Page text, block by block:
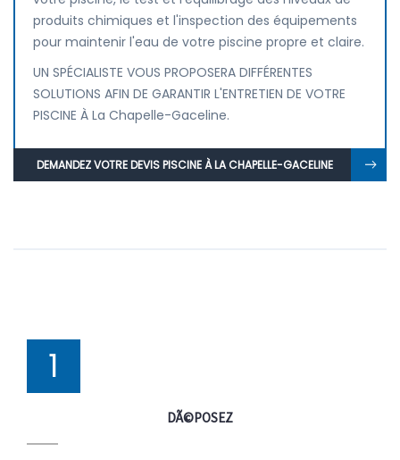
produits chimiques et l'inspection des équipements
pour maintenir l'eau de votre piscine propre et claire.
UN SPÉCIALISTE VOUS PROPOSERA DIFFÉRENTES
SOLUTIONS AFIN DE GARANTIR L'ENTRETIEN DE VOTRE
PISCINE À La Chapelle-Gaceline.
DEMANDEZ VOTRE DEVIS PISCINE À LA CHAPELLE-GACELINE
1
DÃ©POSEZ